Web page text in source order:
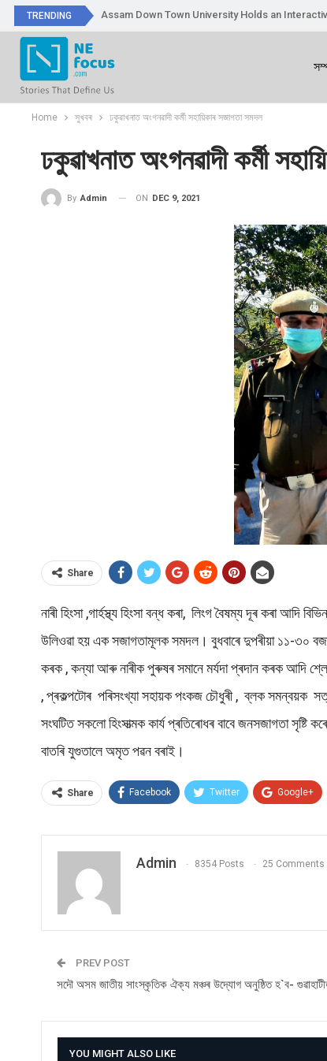
TRENDING Assam Down Town University Holds an
Home সুখবৰ ঢকুৱাখনাত অংগনৱাদী কৰ্মী সহায়িকাৰ সজাগতা সমদল
ঢকুৱাখনাত অংগনৱাদী কৰ্মী
By Admin ON DEC 9, 2021
Share
নাৰী হিংসা ,গাৰ্হস্থ্য হিংসা বন্ধ কৰা, লিংগ বৈষম্য দূৰ কৰা
উলিওৱা হয় এক সজাগতামূলক সমদল। বুধবাৰে দুপৰীয়া ১১-৩০
কৰক , কন্যা আৰু নাৰীক পুৰুষৰ সমানে মৰ্যদা প্ৰদান কৰক আদি
, প্ৰকল্পটোৰ পৰিসংখ্যা সহায়ক পংকজ চৌধুৰী , ব্লক সমন্বয়ক
সংঘটিত সকলো হিংসাত্মক কাৰ্য প্ৰতিৰোধৰ বাবে জনসজাগতা সৃষ্টি
বাতৰি যুগুতালে অমৃত পৱন বৰাই।
Share Facebook Twitter Google+
Admin 8354 Posts 25 Comments
PREV POST
সদৌ অসম জাতীয় সাংস্কৃতিক ঐক্য মঞ্চৰ উদ্যোগ অনুষ্ঠিত হ`ব-
YOU MIGHT ALSO LIKE